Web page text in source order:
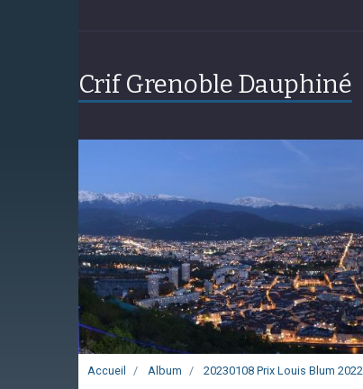
Crif Grenoble Dauphiné
Accueil Album 20230108 Prix Louis Blum 2022